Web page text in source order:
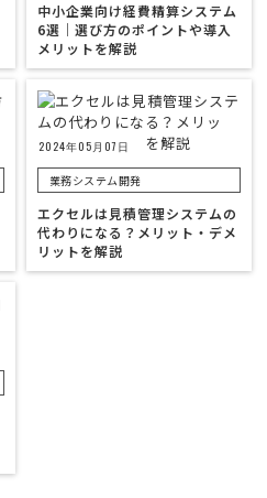
中小企業向け経費精算システム
6選｜選び方のポイントや導入
メリットを解説
2024年05月07日
業務システム開発
エクセルは見積管理システムの
代わりになる？メリット・デメ
リットを解説